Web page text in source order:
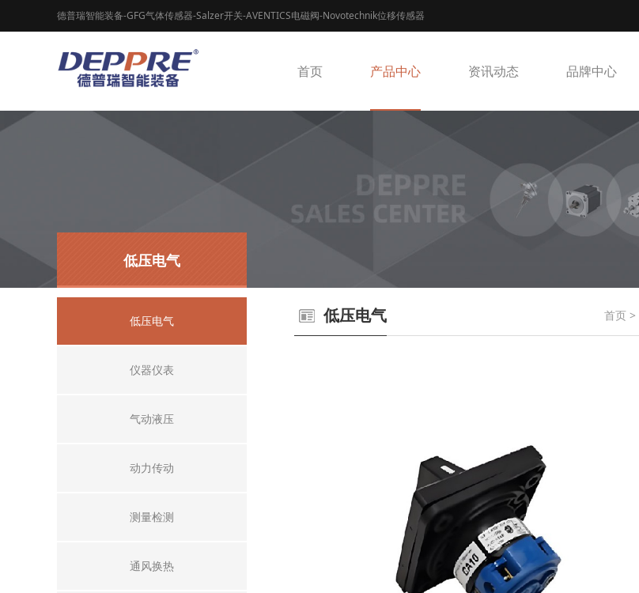
德普瑞智能装备-GFG气体传感器-Salzer开关-AVENTICS电磁阀-Novotechnik位移传感器
首页 产品中心 资讯动态 品牌中心
低压电气
低压电气
仪器仪表
气动液压
动力传动
测量检测
通风换热
低压电气 首页 >